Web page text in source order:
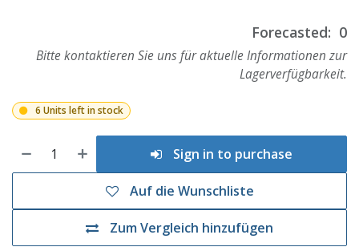
Forecasted: 0
Bitte kontaktieren Sie uns für aktuelle Informationen zur
Lagerverfügbarkeit.
6 Units left in stock
Sign in to purchase
Zum Vergleich hinzufügen
Auf die Wunschliste